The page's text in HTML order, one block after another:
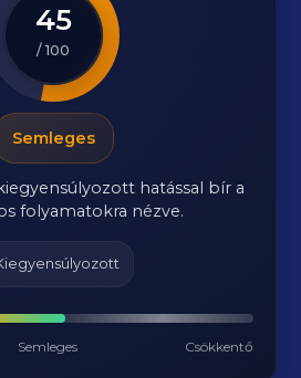
45
/ 100
Semleges
hatással bír a
folyamatokra nézve.
Semleges Csökkentő